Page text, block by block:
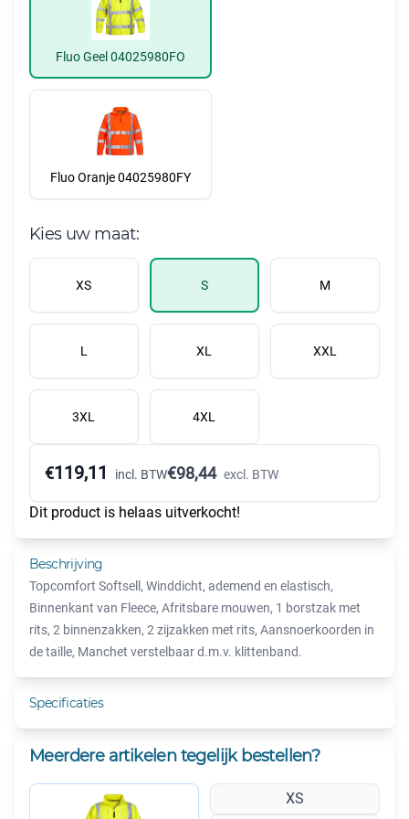
Fluo Geel 04025980FO
Fluo Oranje 04025980FY
Kies uw maat:
XS S M
L XL XXL
3XL 4XL
€119,11 incl. BTW€98,44 excl. BTW
Dit product is helaas uitverkocht!
Beschrijving
Topcomfort Softsell, Winddicht, ademend en elastisch,
Binnenkant van Fleece, Afritsbare mouwen, 1 borstzak met
rits, 2 binnenzakken, 2 zijzakken met rits, Aansnoerkoorden in
de taille, Manchet verstelbaar d.m.v. klittenband.
Specificaties
Meerdere artikelen tegelijk bestellen?
XS